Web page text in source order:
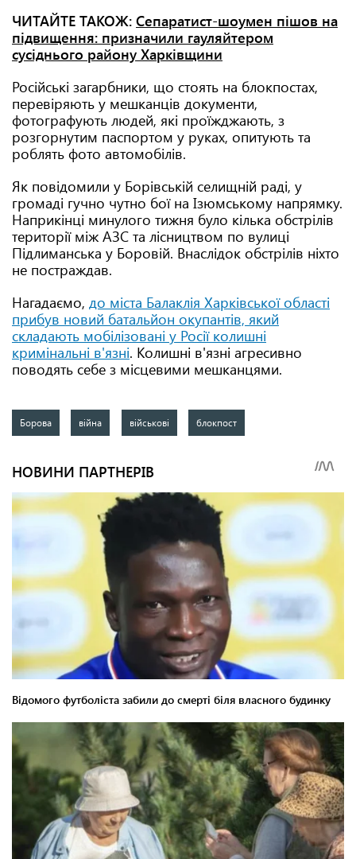
ЧИТАЙТЕ ТАКОЖ: Сепаратист-шоумен пішов на
підвищення: призначили гауляйтером
сусіднього району Харківщини
Російські загарбники, що стоять на блокпостах,
перевіряють у мешканців документи,
фотографують людей, які проїжджають, з
розгорнутим паспортом у руках, опитують та
роблять фото автомобілів.
Як повідомили у Борівській селищній раді, у
громаді гучно чутно бої на Ізюмському напрямку.
Наприкінці минулого тижня було кілька обстрілів
території між АЗС та лісництвом по вулиці
Підлиманська у Боровій. Внаслідок обстрілів ніхто
не постраждав.
Нагадаємо, до міста Балаклія Харківської області
прибув новий батальйон окупантів, який
складають мобілізовані у Росії колишні
кримінальні в'язні. Колишні в'язні агресивно
поводять себе з місцевими мешканцями.
Борова війна військові блокпост